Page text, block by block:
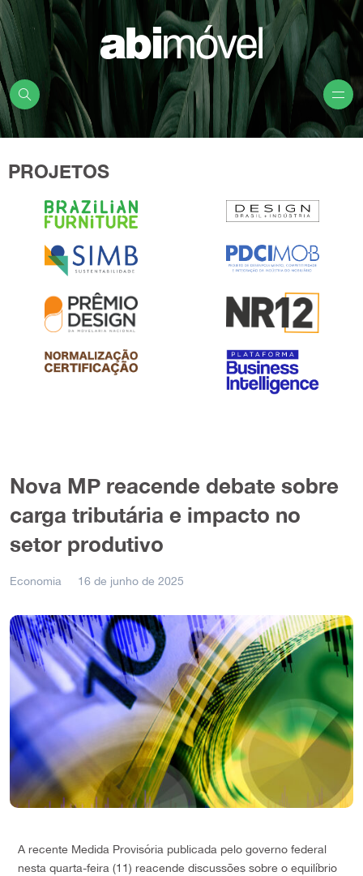
PROJETOS
Nova MP reacende debate sobre
carga tributária e impacto no
setor produtivo
Economia 16 de junho de 2025
A recente Medida Provisória publicada pelo governo federal
nesta quarta-feira (11) reacende discussões sobre o equilíbrio